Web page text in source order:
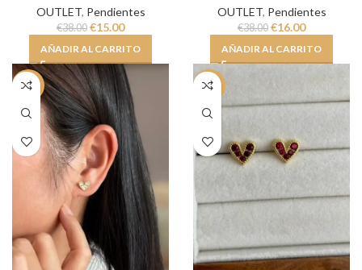
OUTLET, Pendientes
€38.00 €15.00
AÑADIR AL CARRITO
OUTLET, Pendientes
€38.00 €16.00
AÑADIR AL CARRITO
-59% -58%